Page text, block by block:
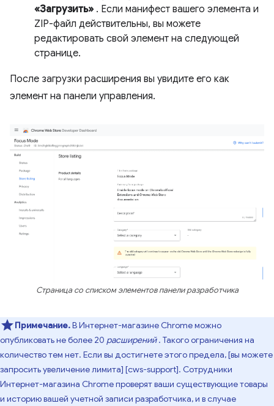
«Загрузить» . Если манифест вашего элемента и
ZIP-файл действительны, вы можете
редактировать свой элемент на следующей
странице.
После загрузки расширения вы увидите его как
элемент на панели управления.
Страница со списком элементов панели разработчика
Примечание.В Интернет-магазине Chrome можно
опубликовать не более 20 расширений. Такого ограничения на
количество тем нет. Если вы достигнете этого предела, [вы можете
запросить увеличение лимита] [cws-support]. Сотрудники
Интернет-магазина Chrome проверят ваши существующие товары
и историю вашей учетной записи разработчика, и в случае